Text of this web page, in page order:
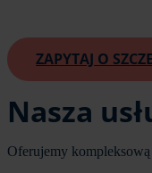
ZAPYTAJ O
Nasza
Oferujemy